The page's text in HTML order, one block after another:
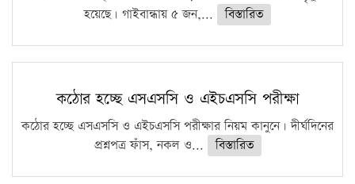
হয়েছে। গাইবান্ধায় ৫ জন,...
বিস্তারিত
কঠোর হচ্ছে এসএসসি ও এইচএসসি পরীক্ষা
কঠোর হচ্ছে এসএসসি ও এইচএসসি পরীক্ষার নিয়ম কানুনে। দীর্ঘদিনের
প্রশ্নপত্র ফাঁস, নকল ও...
বিস্তারিত